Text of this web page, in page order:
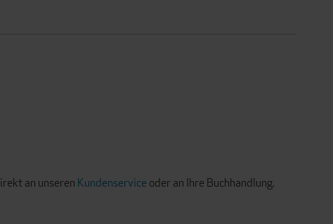
an unseren Kundenservice oder an Ihre Buchhandlung.